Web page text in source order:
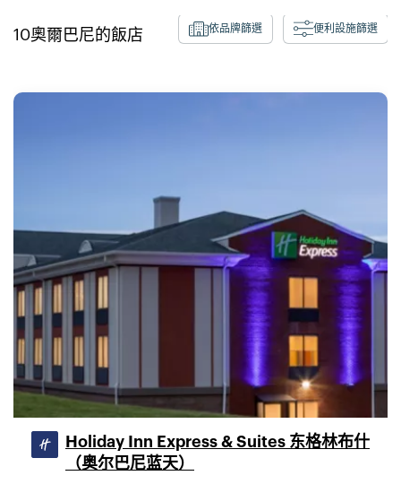
10奧爾巴尼的飯店 依品牌篩選 便利設施篩選
Holiday Inn Express & Suites 东格林布什
（奥尔巴尼蓝天）